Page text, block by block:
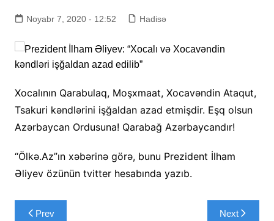
Noyabr 7, 2020 - 12:52 Hadisə
Xocalının Qarabulaq, Moşxmaat, Xocavəndin Ataqut,
Tsakuri kəndlərini işğaldan azad etmişdir. Eşq olsun
Azərbaycan Ordusuna! Qarabağ Azərbaycandır!
“Ölkə.Az”ın xəbərinə görə, bunu Prezident İlham
Əliyev özünün tvitter hesabında yazıb.
YazıPrev Next